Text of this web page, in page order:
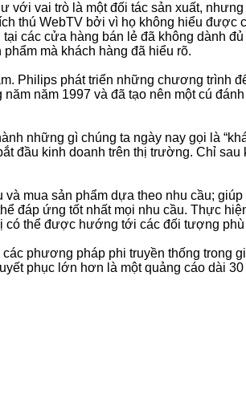
vai trò là một đối tác sản xuất,
thú WebTV bởi vì họ không hiểu được
các cửa hàng bán lẻ đã không dành
mà khách hàng đã hiểu rõ.
Philips phát triển những chương trình
năm 1997 và đã tạo nên một cú
những gì chúng ta ngày nay gọi là
đầu kinh doanh trên thị trường. Chỉ
mua sản phẩm dựa theo nhu cầu;
đáp ứng tốt nhất mọi nhu cầu. Thực
có thể được hướng tới các đối tượng
phương pháp phi truyền thống trong
phục lớn hơn là một quảng cáo dài